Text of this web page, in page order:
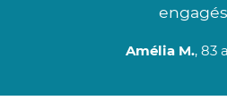
Amélia M., 83